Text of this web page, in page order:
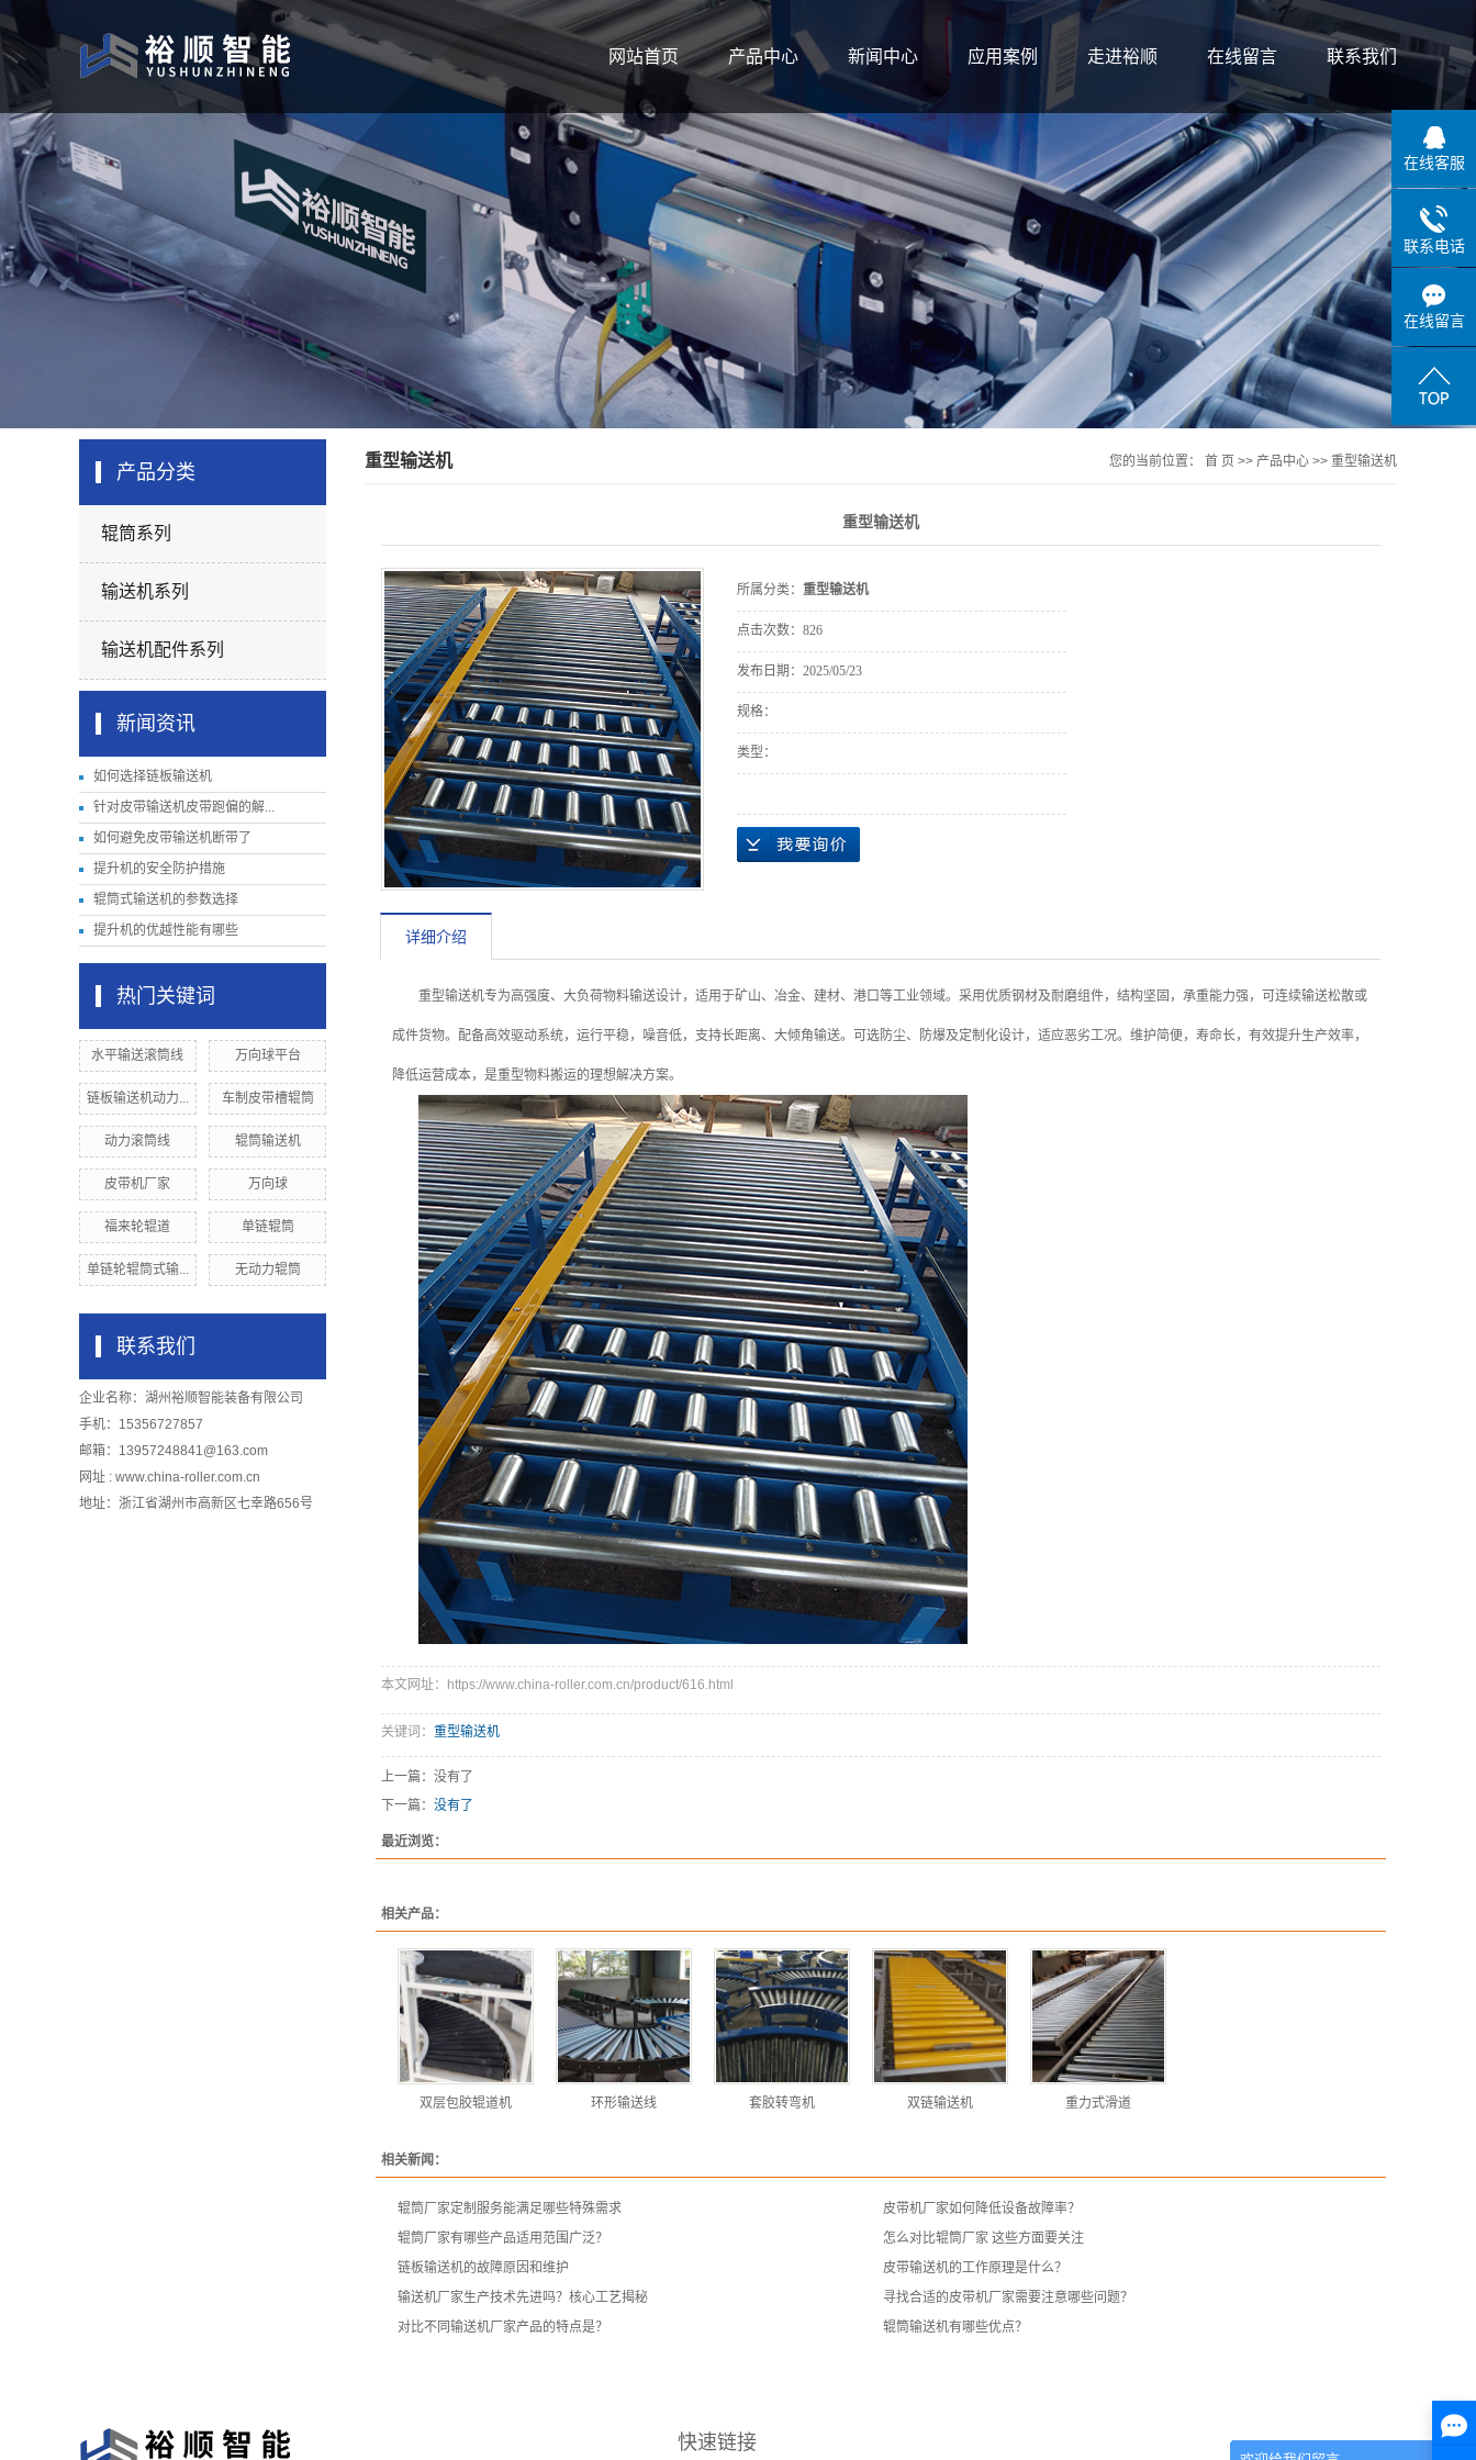
网站首页 产品中心
辊筒系列
输送机系列
输送机配件
新闻中心
公司新闻
行业新闻
技术知识
应用案例 走进裕顺
公司简介
联系我们
荣誉资质
在线留言 联系我们
产品分类
辊筒系列
输送机系列
输送机配件系列
新闻资讯
如何选择链板输送机
针对皮带输送机皮带跑偏的解...
如何避免皮带输送机断带了
提升机的安全防护措施
辊筒式输送机的参数选择
提升机的优越性能有哪些
热门关键词
水平输送滚筒线 万向球平台
链板输送机动力... 车制皮带槽辊筒
动力滚筒线 辊筒输送机
皮带机厂家 万向球
福来轮辊道 单链辊筒
单链轮辊筒式输... 无动力辊筒
联系我们
企业名称：湖州裕顺智能装备有限公司
手机：15356727857
邮箱：13957248841@163.com
网址 : www.china-roller.com.cn
地址：浙江省湖州市高新区七幸路656号
重型输送机 您的当前位置： 首 页 >> 产品中心 >> 重型输送机
重型输送机
所属分类： 重型输送机
点击次数： 826
发布日期： 2025/05/23
规格：
类型：
详细介绍
重型输送机专为高强度、大负荷物料输送设计，适用于矿山、冶金、建材、港口等工业领域。采用优质钢材及耐磨组件，结构坚固，承重能力强，可连续输送松散或
成件货物。配备高效驱动系统，运行平稳，噪音低，支持长距离、大倾角输送。可选防尘、防爆及定制化设计，适应恶劣工况。维护简便，寿命长，有效提升生产效率，
降低运营成本，是重型物料搬运的理想解决方案。
本文网址：https://www.china-roller.com.cn/product/616.html
关键词： 重型输送机
上一篇：没有了
下一篇： 没有了
最近浏览：
相关产品：
双层包胶辊道机 环形输送线 套胶转弯机 双链输送机 重力式滑道
相关新闻：
辊筒厂家定制服务能满足哪些特殊需求
皮带机厂家如何降低设备故障率？
辊筒厂家有哪些产品适用范围广泛？
怎么对比辊筒厂家 这些方面要关注
链板输送机的故障原因和维护
皮带输送机的工作原理是什么？
输送机厂家生产技术先进吗？核心工艺揭秘
寻找合适的皮带机厂家需要注意哪些问题？
对比不同输送机厂家产品的特点是？
辊筒输送机有哪些优点？
快速链接
在线客服
联系电话
在线留言